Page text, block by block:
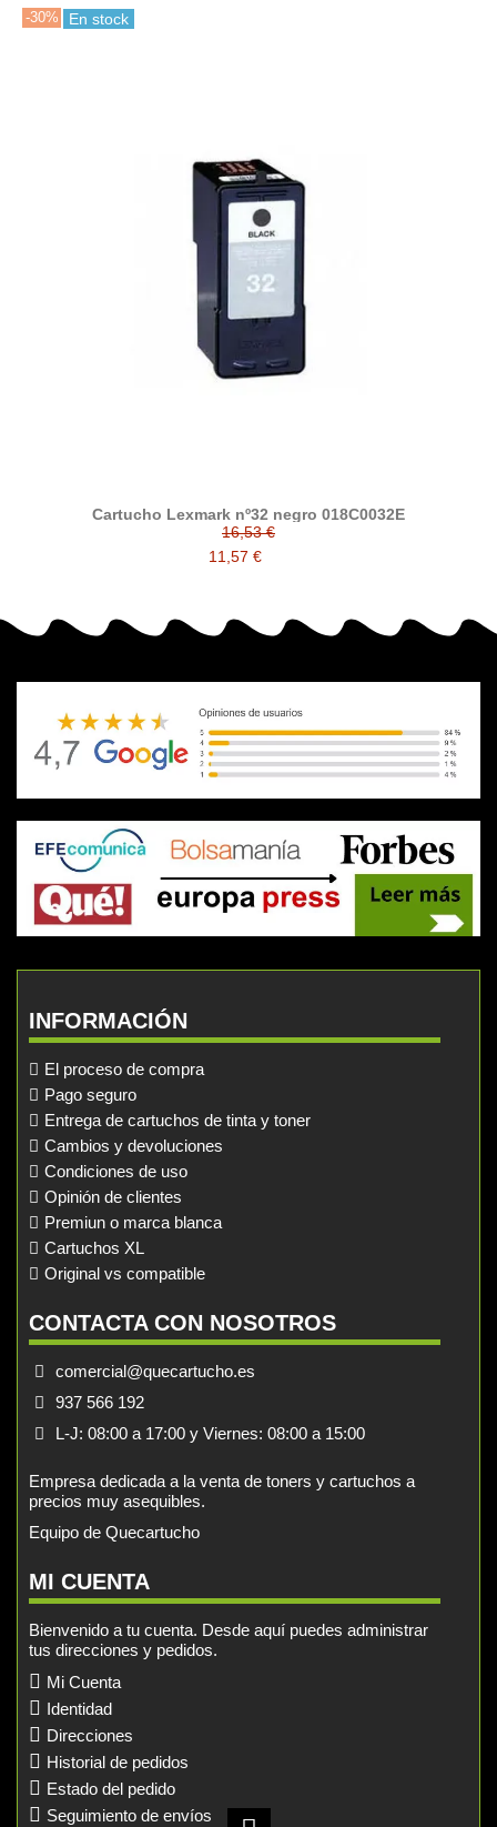
-30% En stock
Cartucho Lexmark nº32 negro 018C0032E
16,53 €
11,57 €
INFORMACIÓN
El proceso de compra
Pago seguro
Entrega de cartuchos de tinta y toner
Cambios y devoluciones
Condiciones de uso
Opinión de clientes
Premiun o marca blanca
Cartuchos XL
Original vs compatible
CONTACTA CON NOSOTROS
comercial@quecartucho.es
937 566 192
L-J: 08:00 a 17:00 y Viernes: 08:00 a 15:00
Empresa dedicada a la venta de toners y cartuchos a
precios muy asequibles.
Equipo de Quecartucho
MI CUENTA
Bienvenido a tu cuenta. Desde aquí puedes administrar
tus direcciones y pedidos.
Mi Cuenta
Identidad
Direcciones
Historial de pedidos
Estado del pedido
Seguimiento de envíos